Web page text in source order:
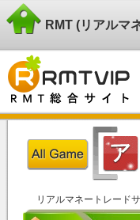
RMT (リアルマ
リアルマネートレード